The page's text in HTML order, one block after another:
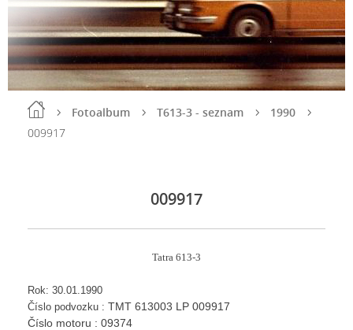
Fotoalbum T613-3 - seznam
1990
009917
009917
Tatra 613-3
Rok: 30.01.1990
Číslo podvozku : TMT 613003 LP 009917
Číslo motoru : 09374